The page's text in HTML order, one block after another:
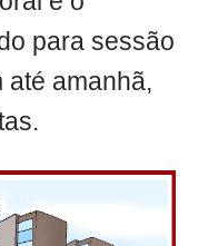
para sessão
até amanhã,